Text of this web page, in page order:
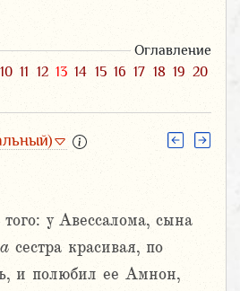
Оглавление
10 11 12 13 14 15 16 17 18 19 20
у Авессалома, сына
сестра красивая, по
и полюбил ее Амнон,